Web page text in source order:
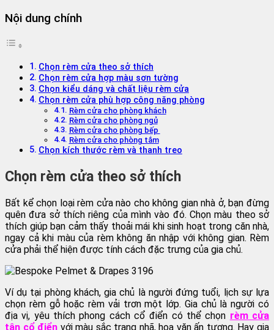
Nội dung chính
Chọn rèm cửa theo sở thích
Chọn rèm cửa hợp màu sơn tường
Chọn kiểu dáng và chất liệu rèm cửa
Chọn rèm cửa phù hợp công năng phòng
Rèm cửa cho phòng khách
Rèm cửa cho phòng ngủ
Rèm cửa cho phòng bếp
Rèm cửa cho phòng tắm
Chọn kích thước rèm và thanh treo
Chọn rèm cửa theo sở thích
Bất kể chọn loại rèm cửa nào cho không gian nhà ở, bạn đừng
quên đưa sở thích riêng của mình vào đó. Chọn màu theo sở
thích giúp bạn cảm thấy thoải mái khi sinh hoạt trong căn nhà,
ngay cả khi màu của rèm không ăn nhập với không gian. Rèm
cửa phải thể hiện được tính cách đặc trưng của gia chủ.
Ví dụ tại phòng khách, gia chủ là người đứng tuổi, lịch sự lựa
chọn rèm gỗ hoặc rèm vải trơn một lớp. Gia chủ là người có
địa vị, yêu thích phong cách cổ điển có thể chọn rèm cửa
tân cổ điển với màu sắc trang nhã, hoa văn ấn tượng. Hay gia